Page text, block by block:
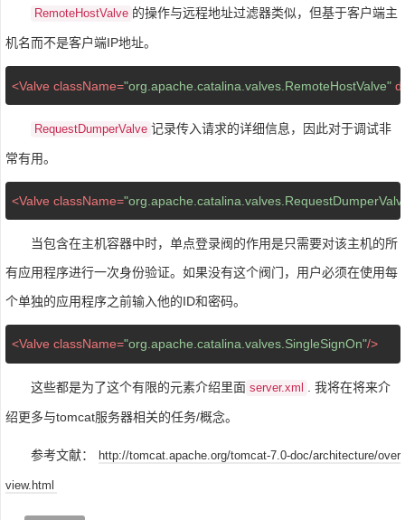
RemoteHostValve 的操作与远程地址过滤器类似，但基于客户端主
机名而不是客户端IP地址。
<Valve className="org.apache.catalina.valves.RemoteHostValve"
RequestDumperValve 记录传入请求的详细信息，因此对于调试非
常有用。
<Valve className=
当包含在主机容器中时，单点登录阀的作用是只需要对该主机的所
有应用程序进行一次身份验证。如果没有这个阀门，用户必须在使用每
个单独的应用程序之前输入他的ID和密码。
<Valve className="org.apache.catalina.valves.SingleSignOn"/>
这些都是为了这个有限的元素介绍里面 server.xml . 我将在将来介
绍更多与tomcat服务器相关的任务/概念。
参考文献： http://tomcat.apache.org/tomcat-7.0-doc/architecture/over
view.html